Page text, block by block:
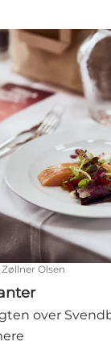
Zøllner Olsen
over